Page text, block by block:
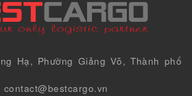
Hạ, Phường Giảng Võ, Thành phố
contact@bestcargo.vn